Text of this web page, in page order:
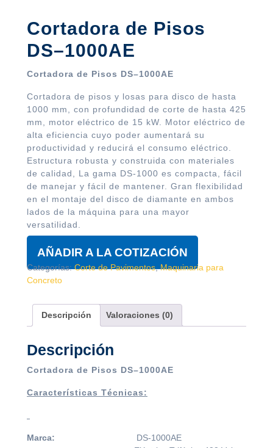
Cortadora de Pisos
DS–1000AE
Cortadora de Pisos DS–1000AE
Cortadora de pisos y losas para disco de hasta
1000 mm, con profundidad de corte de hasta 425
mm, motor eléctrico de 15 kW. Motor eléctrico de
alta eficiencia cuyo poder aumentará su
productividad y reducirá el consumo eléctrico.
Estructura robusta y construida con materiales
de calidad, La gama DS-1000 es compacta, fácil
de manejar y fácil de mantener. Gran flexibilidad
en el montaje del disco de diamante en ambos
lados de la máquina para una mayor
versatilidad.
AÑADIR A LA COTIZACIÓN
Categorías:Corte de Pavimentos,Maquinaria para
Concreto
Descripción Valoraciones (0)
Descripción
Cortadora de Pisos DS–1000AE
Características Técnicas:
Marca:
DS-1000AE